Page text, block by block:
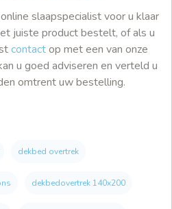
slaapspecialist voor u klaar
juiste product bestelt, of als u
contactop met een van onze
u goed adviseren en verteld u
omtrent uw bestelling.
dekbed overtrek
dekbedovertrek 140x200